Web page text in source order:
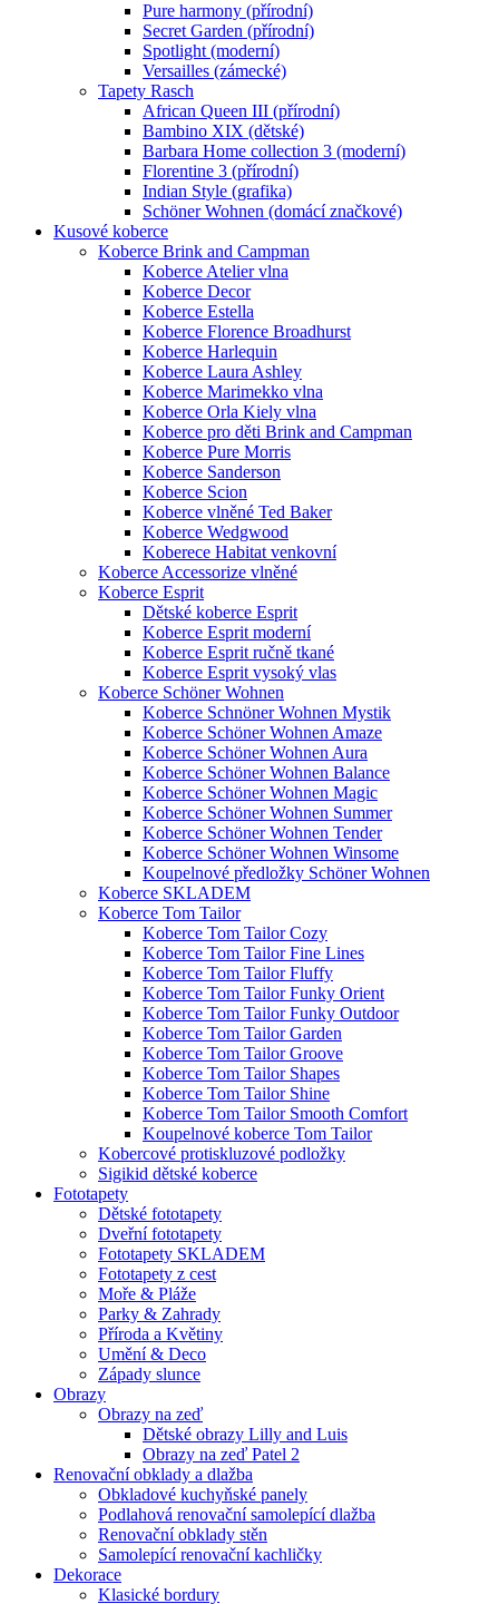
Pure harmony (přírodní)
Secret Garden (přírodní)
Spotlight (moderní)
Versailles (zámecké)
Tapety Rasch
African Queen III (přírodní)
Bambino XIX (dětské)
Barbara Home collection 3 (moderní)
Florentine 3 (přírodní)
Indian Style (grafika)
Schöner Wohnen (domácí značkové)
Kusové koberce
Koberce Brink and Campman
Koberce Atelier vlna
Koberce Decor
Koberce Estella
Koberce Florence Broadhurst
Koberce Harlequin
Koberce Laura Ashley
Koberce Marimekko vlna
Koberce Orla Kiely vlna
Koberce pro děti Brink and Campman
Koberce Pure Morris
Koberce Sanderson
Koberce Scion
Koberce vlněné Ted Baker
Koberce Wedgwood
Koberece Habitat venkovní
Koberce Accessorize vlněné
Koberce Esprit
Dětské koberce Esprit
Koberce Esprit moderní
Koberce Esprit ručně tkané
Koberce Esprit vysoký vlas
Koberce Schöner Wohnen
Koberce Schnöner Wohnen Mystik
Koberce Schöner Wohnen Amaze
Koberce Schöner Wohnen Aura
Koberce Schöner Wohnen Balance
Koberce Schöner Wohnen Magic
Koberce Schöner Wohnen Summer
Koberce Schöner Wohnen Tender
Koberce Schöner Wohnen Winsome
Koupelnové předložky Schöner Wohnen
Koberce SKLADEM
Koberce Tom Tailor
Koberce Tom Tailor Cozy
Koberce Tom Tailor Fine Lines
Koberce Tom Tailor Fluffy
Koberce Tom Tailor Funky Orient
Koberce Tom Tailor Funky Outdoor
Koberce Tom Tailor Garden
Koberce Tom Tailor Groove
Koberce Tom Tailor Shapes
Koberce Tom Tailor Shine
Koberce Tom Tailor Smooth Comfort
Koupelnové koberce Tom Tailor
Kobercové protiskluzové podložky
Sigikid dětské koberce
Fototapety
Dětské fototapety
Dveřní fototapety
Fototapety SKLADEM
Fototapety z cest
Moře & Pláže
Parky & Zahrady
Příroda a Květiny
Umění & Deco
Západy slunce
Obrazy
Obrazy na zeď
Dětské obrazy Lilly and Luis
Obrazy na zeď Patel 2
Renovační obklady a dlažba
Obkladové kuchyňské panely
Podlahová renovační samolepící dlažba
Renovační obklady stěn
Samolepící renovační kachličky
Dekorace
Klasické bordury